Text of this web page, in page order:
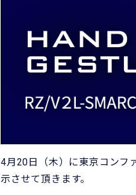
4月20日（木）に東京コンフ
示させて頂きます。